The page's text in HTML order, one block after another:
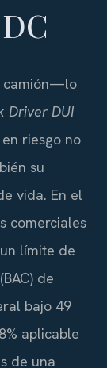
camión—lo
Driver DUI
riesgo no
su
vida. En el
comerciales
límite de
de
bajo 49
aplicable
de una